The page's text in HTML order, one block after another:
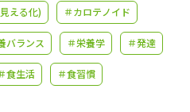
える化) ＃カロテノイド
バランス ＃栄養学 ＃発達
食生活 ＃食習慣